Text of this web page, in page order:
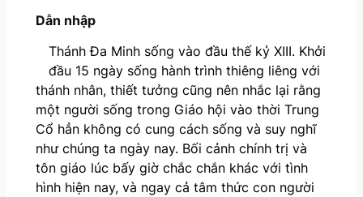
Dẫn nhập
Thánh Đa Minh sống vào đầu thế kỷ XIII. Khởi
đầu 15 ngày sống hành trình thiêng liêng với
thánh nhân, thiết tưởng cũng nên nhắc lại rằng
một người sống trong Giáo hội vào thời Trung
Cổ hẳn không có cung cách sống và suy nghĩ
như chúng ta ngày nay. Bối cảnh chính trị và
tôn giáo lúc bấy giờ chắc chắn khác với tình
hình hiện nay, và ngay cả tâm thức con người